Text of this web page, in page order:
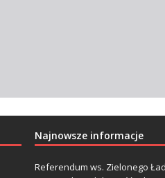
Najnowsze informacje
Referendum ws. Zielonego